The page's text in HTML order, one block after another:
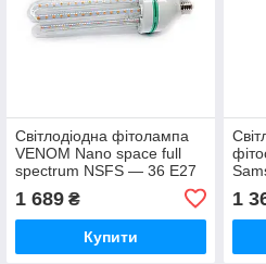
Світлодіодна фітолампа
VENOM Nano space full
spectrum NSFS — 36 Е27
1 689₴
Купити
1